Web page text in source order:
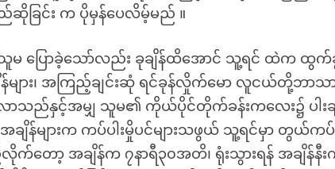
ဆိုခြင်း က ပိုမှန်ပေလိမ့်မည် ။
သူမ ပြောခဲ့သော်လည်း ခုချိန်ထိအောင် သူ့ရင် ထဲက ထွက်ခွာ
ျား၊ အကြည့်ချင်းဆုံ ရင်ခုန်လှိုက်မော လူငယ်တို့ဘာသ
ာသည်နှင့်အမျှ သူမ၏ ကိုယ်ပိုင်တိုက်ခန်းကလေး၌ ပါးခ
ျိန်များက ကပ်ပါးမှိုပင်များသဖွယ် သူ့ရင်မှာ တွယ်က
တော့ အချိန်က ၇နာရီ၃၀အတိ၊ ရုံးသွားရန် အချိန်နီ